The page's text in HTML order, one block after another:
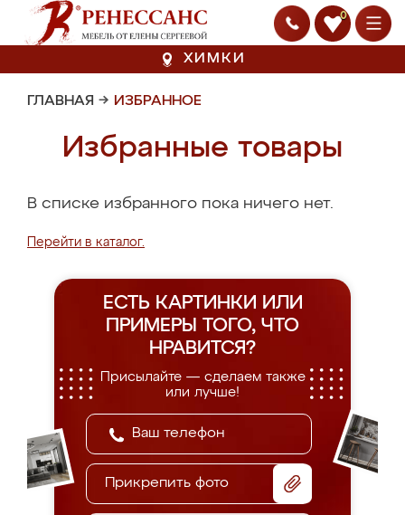
0
ХИМКИ
ГЛАВНАЯ → ИЗБРАННОЕ
Избранные товары
В списке избранного пока ничего нет.
Перейти в каталог.
ЕСТЬ КАРТИНКИ ИЛИ
ПРИМЕРЫ
ТОГО, ЧТО
НРАВИТСЯ?
Присылайте — сделаем также
или лучше!
Прикрепить фото